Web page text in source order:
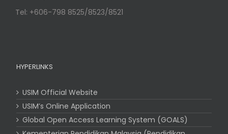
Tel: +606-798 8525/8523/8521
HYPERLINKS
USIM Official Website
USIM’s Online Application
Global Open Access Learning System (GOALS)